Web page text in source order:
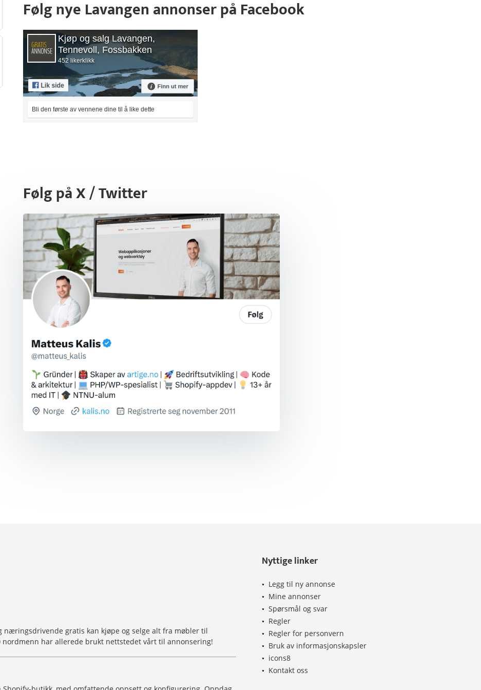
Følg nye Lavangen annonser på Facebook
Kjøp og salg Lavangen,
Tennevoll, Fossbakken
452 likerklikk
Bli den første av vennene dine til å like dette
Følg på X / Twitter
næringsdrivende gratis kan kjøpe og selge alt fra møbler til
nordmenn har allerede brukt nettstedet vårt til annonsering!
Nyttige linker
Legg til ny annonse
Mine annonser
Spørsmål og svar
Regler
Regler for personvern
Bruk av informasjonskapsler
icons8
Kontakt oss